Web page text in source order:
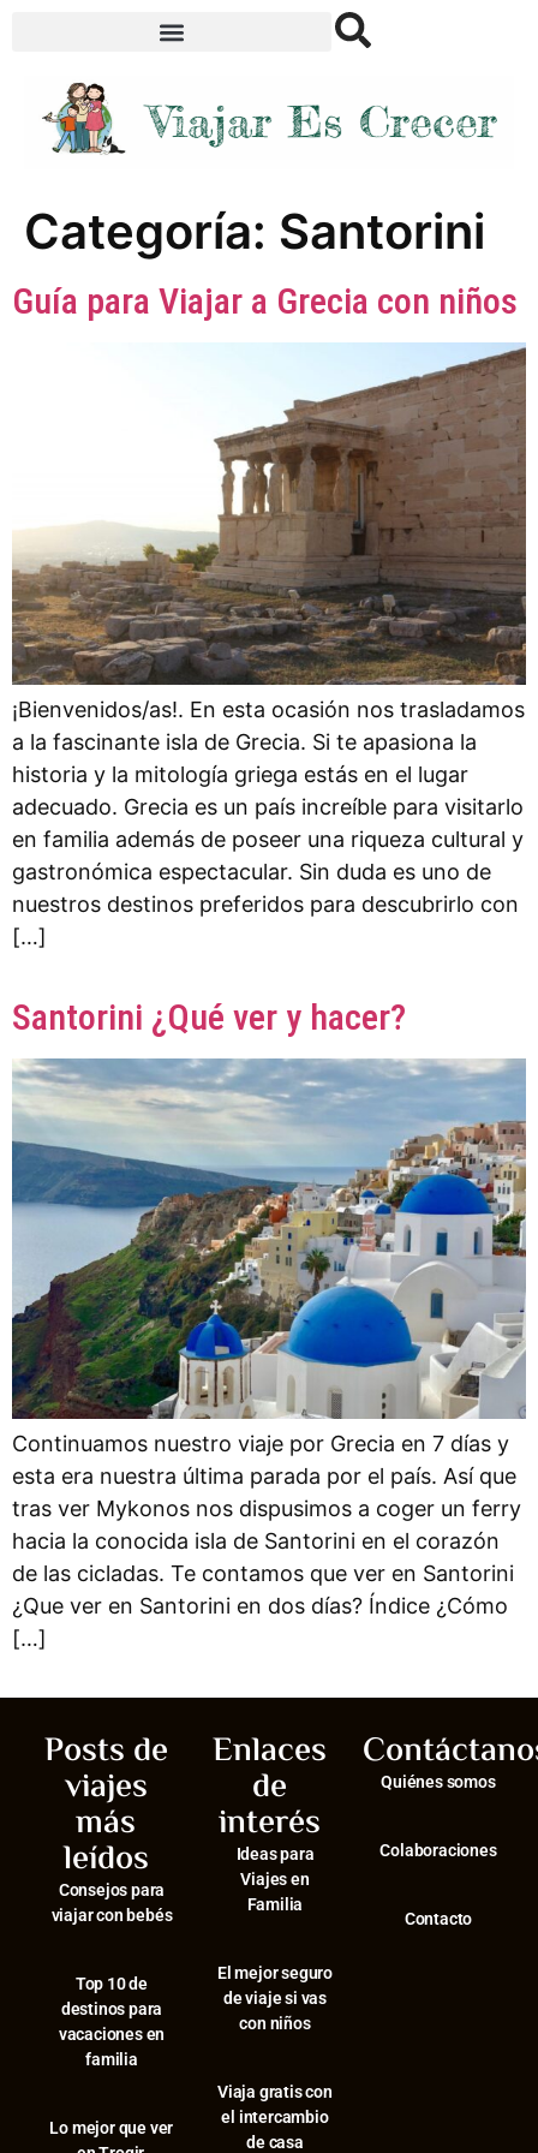
Categoría: Santorini
Guía para Viajar a Grecia con niños
¡Bienvenidos/as!. En esta ocasión nos trasladamos
a la fascinante isla de Grecia. Si te apasiona la
historia y la mitología griega estás en el lugar
adecuado. Grecia es un país increíble para visitarlo
en familia además de poseer una riqueza cultural y
gastronómica espectacular. Sin duda es uno de
nuestros destinos preferidos para descubrirlo con
[…]
Santorini ¿Qué ver y hacer?
Continuamos nuestro viaje por Grecia en 7 días y
esta era nuestra última parada por el país. Así que
tras ver Mykonos nos dispusimos a coger un ferry
hacia la conocida isla de Santorini en el corazón
de las cicladas. Te contamos que ver en Santorini
¿Que ver en Santorini en dos días? Índice ¿Cómo
[…]
Posts de
viajes
más
leídos
Consejos para
viajar con bebés
⁠Top 10 de
destinos para
vacaciones en
familia
⁠Lo mejor que ver
Enlaces
de
interés
Ideas para
Viajes en
Familia
El mejor seguro
de viaje si vas
con niños
Viaja gratis con
el intercambio
de casa
Quiénes somos
Colaboraciones
Contacto